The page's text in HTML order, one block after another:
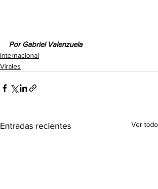
Por Gabriel Valenzuela
Internacional
Virales
Entradas recientes Ver todo